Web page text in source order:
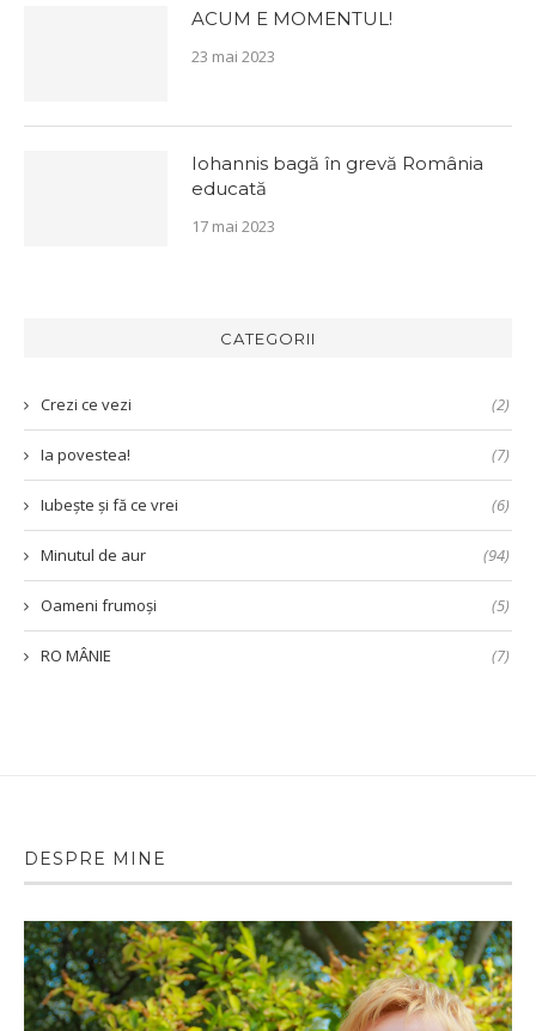
ACUM E MOMENTUL!
23 mai 2023
Iohannis bagă în grevă România
educată
17 mai 2023
CATEGORII
Crezi ce vezi (2)
Ia povestea! (7)
Iubește și fă ce vrei (6)
Minutul de aur (94)
Oameni frumoși (5)
RO MÂNIE (7)
DESPRE MINE